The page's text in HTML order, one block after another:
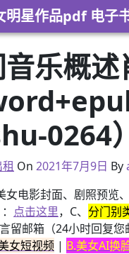
明星作品pdf 电子
乐概
0264
On 2021年5月1日
2021年7月9日 By
女电影封面、剧照预览
点击这里，C、 分门别
邮箱（24小时回复您
女短视频 | B.美女AI换